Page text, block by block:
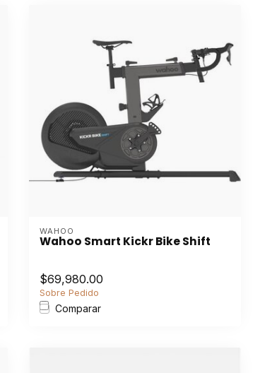
WAHOO
Wahoo Smart Kickr Bike Shift
$69,980.00
Sobre Pedido
Comparar